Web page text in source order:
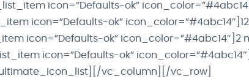
icon=”Defaults-ok”
icon=”Defaults-ok”
icon=”Defaults-ok” icon_color=”#4abc14″]2
icon=”Defaults-ok”
vc_column][/vc_row]